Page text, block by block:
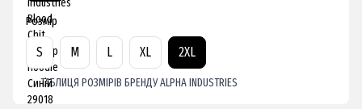
Розмір
S M L XL 2XL
ТАБЛИЦЯ РОЗМІРІВ БРЕНДУ ALPHA INDUSTRIES